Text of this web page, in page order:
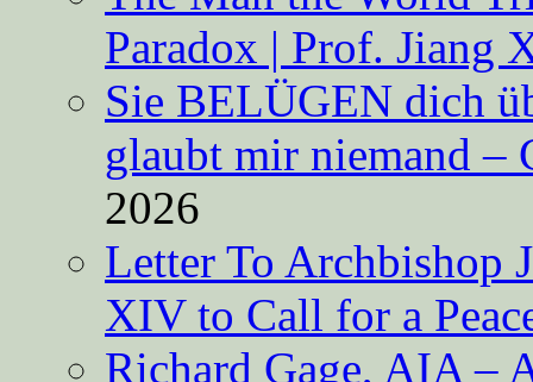
Paradox | Prof. Jiang
Sie BELÜGEN dich
glaubt mir niemand –
2026
Letter To Archbishop
XIV to Call for a
Richard Gage, AIA –